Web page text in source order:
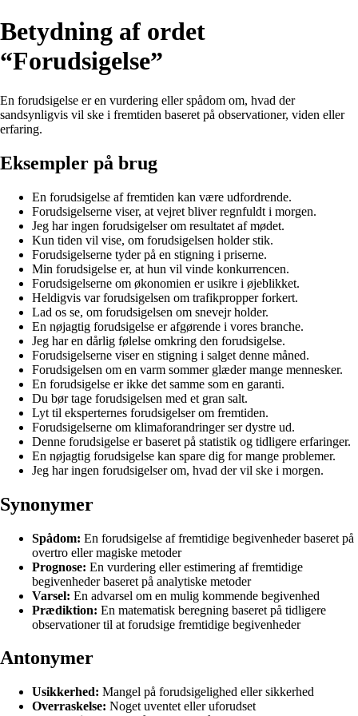
Betydning af ordet
“Forudsigelse”
En forudsigelse er en vurdering eller spådom om, hvad der
sandsynligvis vil ske i fremtiden baseret på observationer, viden eller
erfaring.
Eksempler på brug
En forudsigelse af fremtiden kan være udfordrende.
Forudsigelserne viser, at vejret bliver regnfuldt i morgen.
Jeg har ingen forudsigelser om resultatet af mødet.
Kun tiden vil vise, om forudsigelsen holder stik.
Forudsigelserne tyder på en stigning i priserne.
Min forudsigelse er, at hun vil vinde konkurrencen.
Forudsigelserne om økonomien er usikre i øjeblikket.
Heldigvis var forudsigelsen om trafikpropper forkert.
Lad os se, om forudsigelsen om snevejr holder.
En nøjagtig forudsigelse er afgørende i vores branche.
Jeg har en dårlig følelse omkring den forudsigelse.
Forudsigelserne viser en stigning i salget denne måned.
Forudsigelsen om en varm sommer glæder mange mennesker.
En forudsigelse er ikke det samme som en garanti.
Du bør tage forudsigelsen med et gran salt.
Lyt til eksperternes forudsigelser om fremtiden.
Forudsigelserne om klimaforandringer ser dystre ud.
Denne forudsigelse er baseret på statistik og tidligere erfaringer.
En nøjagtig forudsigelse kan spare dig for mange problemer.
Jeg har ingen forudsigelser om, hvad der vil ske i morgen.
Synonymer
Spådom: En forudsigelse af fremtidige begivenheder baseret på
overtro eller magiske metoder
Prognose: En vurdering eller estimering af fremtidige
begivenheder baseret på analytiske metoder
Varsel: En advarsel om en mulig kommende begivenhed
Prædiktion: En matematisk beregning baseret på tidligere
observationer til at forudsige fremtidige begivenheder
Antonymer
Usikkerhed: Mangel på forudsigelighed eller sikkerhed
Overraskelse: Noget uventet eller uforudset